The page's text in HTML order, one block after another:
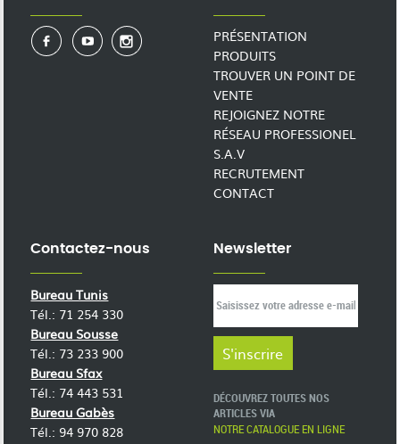
PRÉSENTATION
PRODUITS
TROUVER UN POINT DE
VENTE
REJOIGNEZ NOTRE
RÉSEAU PROFESSIONEL
S.A.V
RECRUTEMENT
CONTACT
Contactez-nous
Bureau Tunis
Tél.: 71 254 330
Bureau Sousse
Tél.: 73 233 900
Bureau Sfax
Tél.: 74 443 531
Bureau Gabès
Tél.: 94 970 828
Newsletter
DÉCOUVREZ TOUTES NOS
ARTICLES VIA
NOTRE CATALOGUE EN LIGNE